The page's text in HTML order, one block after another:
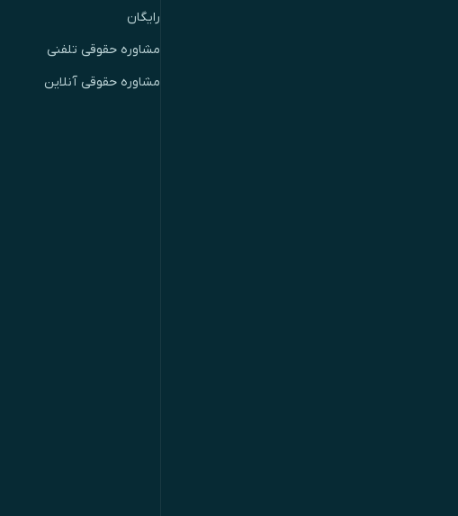
رایگان
مشاوره حقوقی تلفنی
مشاوره حقوقی آنلاین